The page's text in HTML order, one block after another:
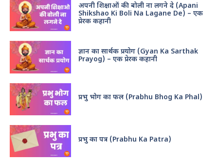
अपनी शिक्षाओं की बोली ना लगने दे (Apani
Shikshao Ki Boli Na Lagane De) – एक
प्रेरक कहानी
ज्ञान का सार्थक प्रयोग (Gyan Ka Sarthak
Prayog) – एक प्रेरक कहानी
प्रभु भोग का फल (Prabhu Bhog Ka Phal)
प्रभु का पत्र (Prabhu Ka Patra)